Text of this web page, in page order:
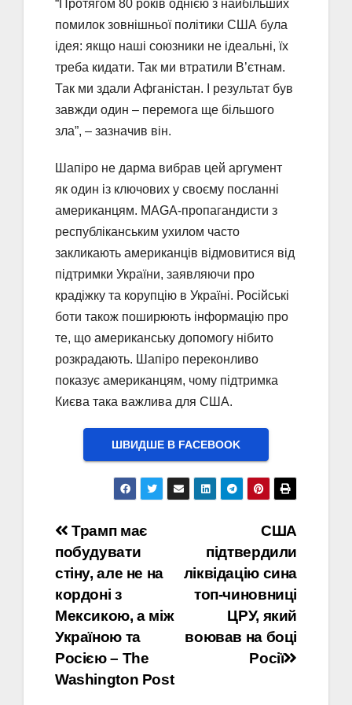
“Протягом 80 років однією з найбільших
помилок зовнішньої політики США була
ідея: якщо наші союзники не ідеальні, їх
треба кидати. Так ми втратили В’єтнам.
Так ми здали Афганістан. І результат був
завжди один – перемога ще більшого
зла”, – зазначив він.
Шапіро не дарма вибрав цей аргумент
як один із ключових у своєму посланні
американцям. MAGA-пропагандисти з
республіканським ухилом часто
закликають американців відмовитися від
підтримки України, заявляючи про
крадіжку та корупцію в Україні. Російські
боти також поширюють інформацію про
те, що американську допомогу нібито
розкрадають. Шапіро переконливо
показує американцям, чому підтримка
Києва така важлива для США.
ШВИДШЕ В FACEBOOK
Навігація
записів
США
підтвердили
ліквідацію сина
топ-чиновниці
ЦРУ, який
воював на боці
Росії
Трамп має
побудувати
стіну, але не на
кордоні з
Мексикою, а між
Україною та
Росією – The
Washington Post